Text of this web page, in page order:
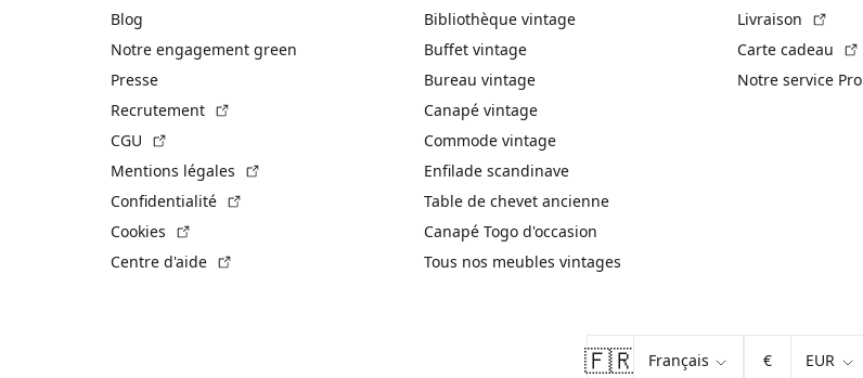
Blog
Notre engagement green
Presse
Recrutement
CGU
Mentions légales
Confidentialité
Cookies
Centre d'aide
Bibliothèque vintage
Buffet vintage
Bureau vintage
Canapé vintage
Commode vintage
Enfilade scandinave
Table de chevet ancienne
Canapé Togo d'occasion
Tous nos meubles vintages
Livraison
Carte cadeau
Notre service Pro
🇫🇷 €